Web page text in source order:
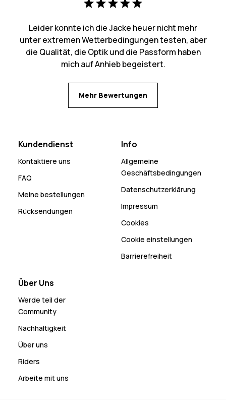
Leider konnte ich die Jacke heuer nicht mehr
unter extremen Wetterbedingungen testen, aber
die Qualität, die Optik und die Passform haben
mich auf Anhieb begeistert.
Mehr Bewertungen
Kundendienst
Kontaktiere uns
FAQ
Meine bestellungen
Rücksendungen
Info
Allgemeine
Geschäftsbedingungen
Datenschutzerklärung
Impressum
Cookies
Cookie einstellungen
Barrierefreiheit
Über Uns
Werde teil der
Community
Nachhaltigkeit
Über uns
Riders
Arbeite mit uns